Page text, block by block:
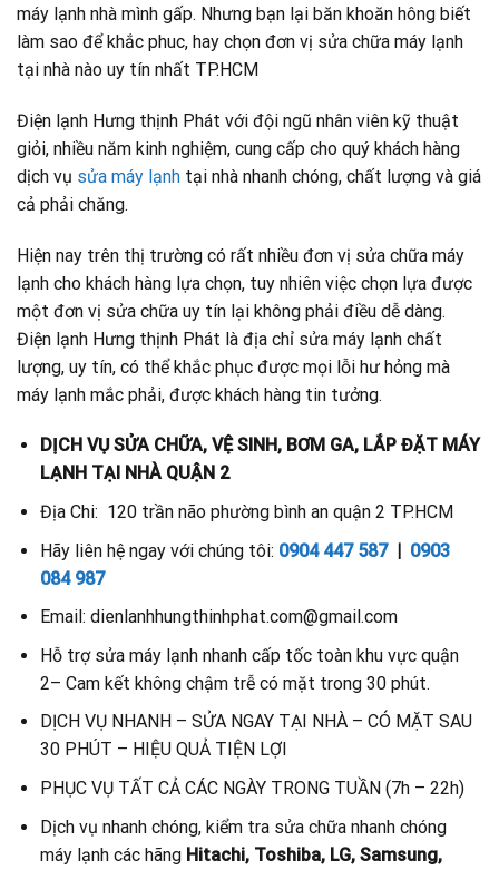
máy lạnh nhà mình gấp. Nhưng bạn lại băn khoăn hông biết
làm sao để khắc phuc, hay chọn đơn vị sửa chữa máy lạnh
tại nhà nào uy tín nhất TP.HCM
Điện lạnh Hưng thịnh Phát với đội ngũ nhân viên kỹ thuật
giỏi, nhiều năm kinh nghiệm, cung cấp cho quý khách hàng
dịch vụ sửa máy lạnh tại nhà nhanh chóng, chất lượng và giá
cả phải chăng.
Hiện nay trên thị trường có rất nhiều đơn vị sửa chữa máy
lạnh cho khách hàng lựa chọn, tuy nhiên việc chọn lựa được
một đơn vị sửa chữa uy tín lại không phải điều dễ dàng.
Điện lạnh Hưng thịnh Phát là địa chỉ sửa máy lạnh chất
lượng, uy tín, có thể khắc phục được mọi lỗi hư hỏng mà
máy lạnh mắc phải, được khách hàng tin tưởng.
DỊCH VỤ SỬA CHỮA, VỆ SINH, BƠM GA, LẮP ĐẶT MÁY
LẠNH TẠI NHÀ QUẬN 2
Địa Chi: 120 trần não phường bình an quận 2 TP.HCM
Hãy liên hệ ngay với chúng tôi: 0904 447 587| 0903
084 987
Email: dienlanhhungthinhphat.com@gmail.com
Hỗ trợ sửa máy lạnh nhanh cấp tốc toàn khu vực quận
2– Cam kết không chậm trễ có mặt trong 30 phút.
DỊCH VỤ NHANH – SỬA NGAY TẠI NHÀ – CÓ MẶT SAU
30 PHÚT – HIỆU QUẢ TIỆN LỢI
PHỤC VỤ TẤT CẢ CÁC NGÀY TRONG TUẦN (7h – 22h)
Dịch vụ nhanh chóng, kiểm tra sửa chữa nhanh chóng
máy lạnh các hãng Hitachi, Toshiba, LG, Samsung,